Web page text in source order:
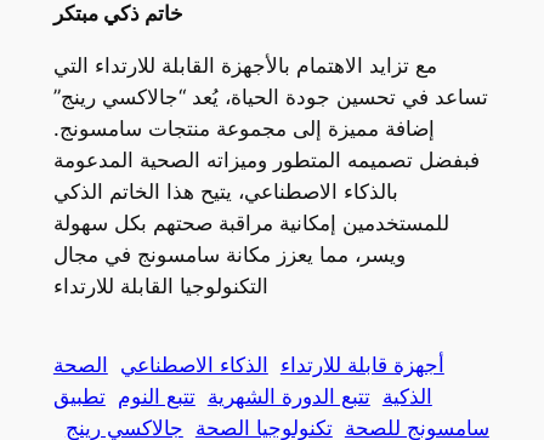
خاتم ذكي مبتكر
مع تزايد الاهتمام بالأجهزة القابلة للارتداء التي
تساعد في تحسين جودة الحياة، يُعد “جالاكسي رينج”
إضافة مميزة إلى مجموعة منتجات سامسونج.
فبفضل تصميمه المتطور وميزاته الصحية المدعومة
بالذكاء الاصطناعي، يتيح هذا الخاتم الذكي
للمستخدمين إمكانية مراقبة صحتهم بكل سهولة
ويسر، مما يعزز مكانة سامسونج في مجال
التكنولوجيا القابلة للارتداء
أجهزة قابلة للارتداء الذكاء الاصطناعي
الصحة
الذكية تتبع الدورة الشهرية تتبع النوم تطبيق
سامسونج للصحة تكنولوجيا الصحة جالاكسي رينج